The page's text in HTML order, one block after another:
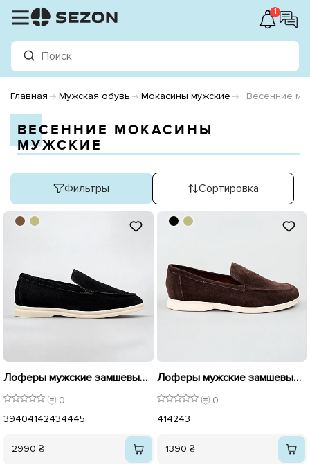
1
Главная Мужская обувь Мокасины мужские Весенние
ВЕСЕННИЕ МОКАСИНЫ
МУЖСКИЕ
Фильтры Сортировка
Лоферы мужские замшевые 596109 Черные
0
39404142434445
2990 ₴
Лоферы мужские замшевые 596174 коричневые
0
414243
1390 ₴